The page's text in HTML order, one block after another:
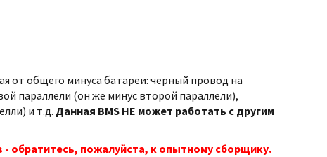
от общего минуса батареи: черный провод на
параллели (он же минус второй параллели),
и т.д. Данная BMS НЕ может работать с другим
обратитесь, пожалуйста, к опытному сборщику.